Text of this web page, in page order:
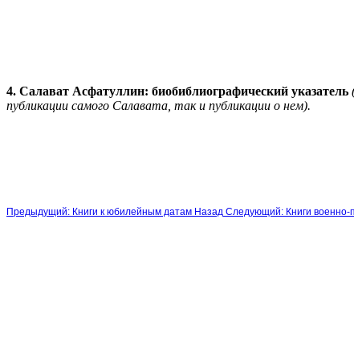
4. Салават Асфатуллин: биобиблиографический указатель
публикации самого Салавата, так и публикации о нем).
Предыдущий: Книги к юбилейным датам Назад Следующий: Книги военно-